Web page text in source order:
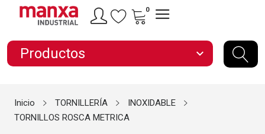
0
Productos expand_more
Inicio TORNILLERÍA
INOXIDABLE
TORNILLOS ROSCA METRICA